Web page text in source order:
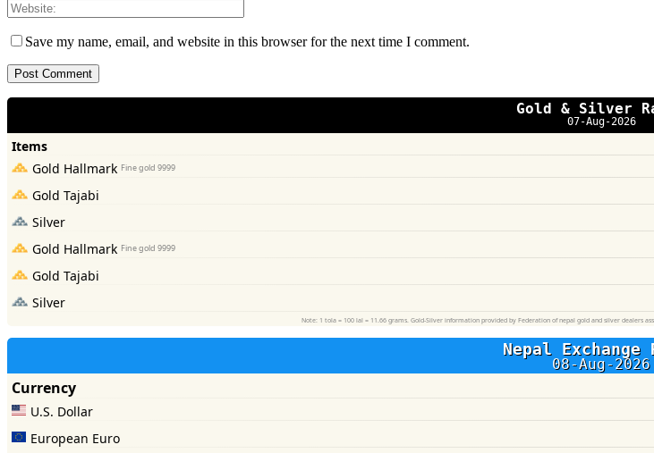
Save my name, email, and website in this browser for the next time I comment.